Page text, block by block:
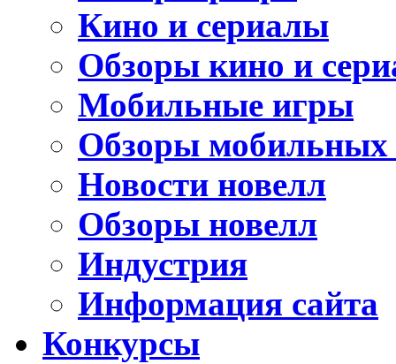
Кино и сериалы
Обзоры кино и
Мобильные игры
Обзоры мобильных
Новости новелл
Обзоры новелл
Индустрия
Информация сайта
Конкурсы